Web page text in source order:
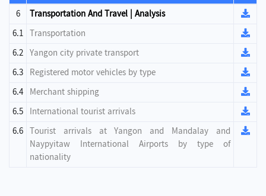
6
Transportation And Travel | Analysis
6.1 Transportation
6.2 Yangon city private transport
6.3 Registered motor vehicles by type
6.4 Merchant shipping
6.5 International tourist arrivals
6.6 Tourist arrivals at Yangon and Mandalay and
Naypyitaw International Airports by type of
nationality